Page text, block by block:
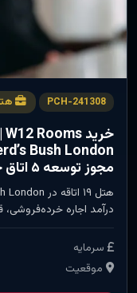
PCH-241308
مجوز توسعه ۵ اتاق جدید
درآمد اجاره خرده‌فروشی،
سرمایه
موقعیت